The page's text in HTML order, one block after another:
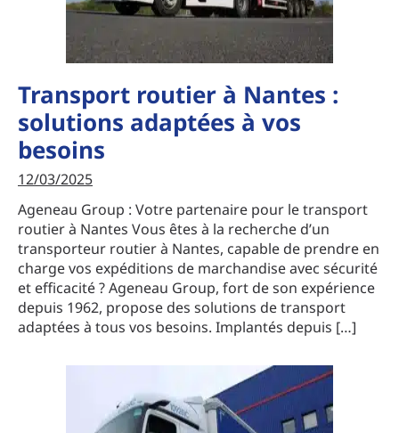
Transport routier à Nantes :
solutions adaptées à vos
besoins
12/03/2025
Ageneau Group : Votre partenaire pour le transport
routier à Nantes Vous êtes à la recherche d’un
transporteur routier à Nantes, capable de prendre en
charge vos expéditions de marchandise avec sécurité
et efficacité ? Ageneau Group, fort de son expérience
depuis 1962, propose des solutions de transport
adaptées à tous vos besoins. Implantés depuis […]